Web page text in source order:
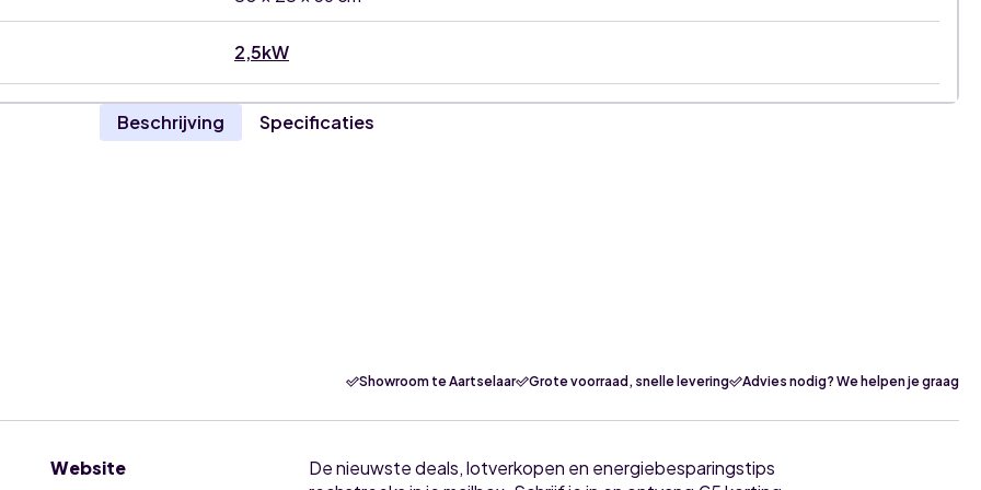
2,5kW
Beschrijving Specificaties
Showroom te Aartselaar Grote voorraad, snelle levering Advies nodig? We helpen je graag
Website
De nieuwste deals, lotverkopen en energiebesparingstips